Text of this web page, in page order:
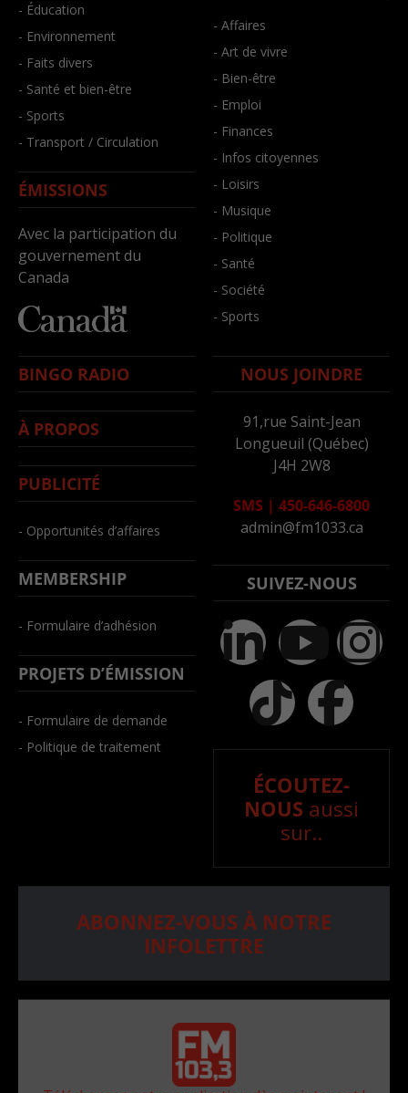
- Éducation
- Environnement
- Faits divers
- Santé et bien-être
- Sports
- Transport / Circulation
ÉMISSIONS
Avec la participation du
gouvernement du
Canada
- Affaires
- Art de vivre
- Bien-être
- Emploi
- Finances
- Infos citoyennes
- Loisirs
- Musique
- Politique
- Santé
- Société
- Sports
BINGO RADIO
À PROPOS
PUBLICITÉ
- Opportunités d’affaires
MEMBERSHIP
- Formulaire d’adhésion
PROJETS D’ÉMISSION
- Formulaire de demande
- Politique de traitement
NOUS JOINDRE
91,rue Saint-Jean
Longueuil (Québec)
J4H 2W8
SMS | 450-646-6800
admin@fm1033.ca
SUIVEZ-NOUS
ÉCOUTEZ-
NOUS aussi
sur..
ABONNEZ-VOUS À NOTRE
INFOLETTRE